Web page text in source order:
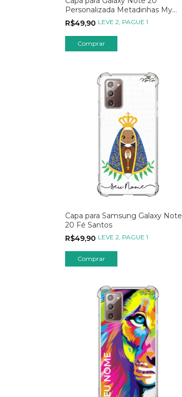
Personalizada Metadinhas My
Person - Parte 01
R$49,90 LEVE 2, PAGUE 1
Capa para Samsung Galaxy Note
20 Fé Santos
R$49,90 LEVE 2, PAGUE 1
Comprar